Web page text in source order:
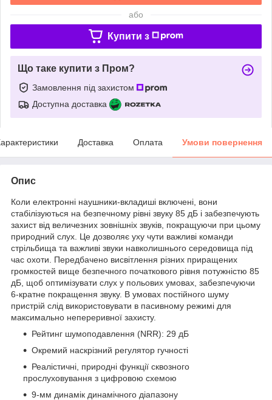
або
Купити з
Що таке купити з Пром?
Замовлення під захистом
Доступна доставка
Доставка Оплата Умови повернення
Опис
Коли електронні наушники-вкладиші включені, вони
стабілізуються на безпечному рівні звуку 85 дБ і забезпечують
захист від величезних зовнішніх звуків, покращуючи при цьому
природний слух. Це дозволяє уху чути важливі команди
стрільбища та важливі звуки навколишнього середовища під
час охоти. Передбачено висвітлення різних приращених
громкостей вище безпечного початкового рівня потужністю 85
дБ, щоб оптимізувати слух у польових умовах, забезпечуючи
6-кратне покращення звуку. В умовах постійного шуму
пристрій слід використовувати в пасивному режимі для
максимально непереривної захисту.
Рейтинг шумоподавлення (NRR): 29 дБ
Окремий наскрізний регулятор гучності
Реалістичні, природні функції сквозного
прослуховування з цифровою схемою
9-мм динамік динамічного діапазону